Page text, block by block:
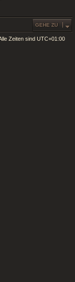
GEHE ZU
Zeiten sind UTC+01:00